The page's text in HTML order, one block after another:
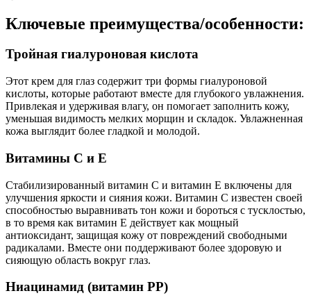
Ключевые преимущества/особенности:
Тройная гиалуроновая кислота
Этот крем для глаз содержит три формы гиалуроновой
кислоты, которые работают вместе для глубокого увлажнения.
Привлекая и удерживая влагу, он помогает заполнить кожу,
уменьшая видимость мелких морщин и складок. Увлажненная
кожа выглядит более гладкой и молодой.
Витамины C и E
Стабилизированный витамин C и витамин E включены для
улучшения яркости и сияния кожи. Витамин C известен своей
способностью выравнивать тон кожи и бороться с тусклостью,
в то время как витамин E действует как мощный
антиоксидант, защищая кожу от повреждений свободными
радикалами. Вместе они поддерживают более здоровую и
сияющую область вокруг глаз.
Ниацинамид (витамин PP)